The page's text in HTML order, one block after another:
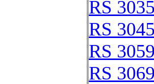
RS
RS
RS
RS